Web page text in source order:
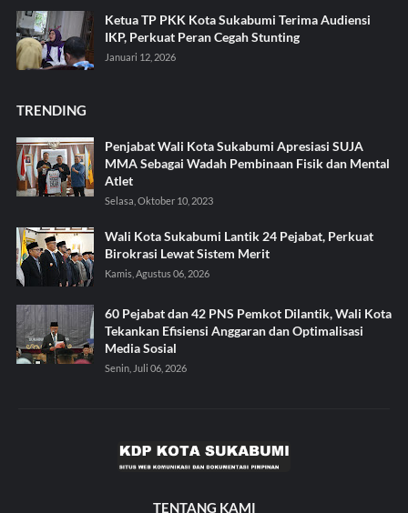
Ketua TP PKK Kota Sukabumi Terima Audiensi
IKP, Perkuat Peran Cegah Stunting
Januari 12, 2026
TRENDING
Penjabat Wali Kota Sukabumi Apresiasi SUJA
MMA Sebagai Wadah Pembinaan Fisik dan Mental
Atlet
Selasa, Oktober 10, 2023
Wali Kota Sukabumi Lantik 24 Pejabat, Perkuat
Birokrasi Lewat Sistem Merit
Kamis, Agustus 06, 2026
60 Pejabat dan 42 PNS Pemkot Dilantik, Wali Kota
Tekankan Efisiensi Anggaran dan Optimalisasi
Media Sosial
Senin, Juli 06, 2026
TENTANG KAMI